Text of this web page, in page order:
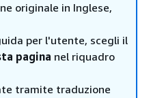
originale in Inglese,
per l'utente, scegli il
pagina nel riquadro
tramite traduzione